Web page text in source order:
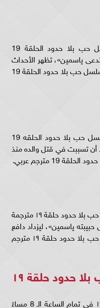
يرغب إبراهيم» في أحداث مسلسل حب بلا حدود الحلقة 19
ياسمين»، تظهر الأحداث
بأن الفتاة يحبها منذ الطفولة في مسلسل حب بلا حدود الحلقة 19
ويجول في خاطر إبراهيم» في مسلسل حب بلا حدود الحلقه 19
أن تسببت في قتل والده منذ
الأمر يزداد سوء في أحداث مسلسل حب بلا حدود حلقة ١٩ مترجمة
ياسمين»، ليزداد دافع
الانتقام لدى إبراهيم» في مسلسل حب بلا حدود حلقة ١٩ مترجم
حدود حلقة ١٩
يذاع مسلسل حب بلا حدود حلقة ١٩ في تمام الساعة الـ 8 مساءً